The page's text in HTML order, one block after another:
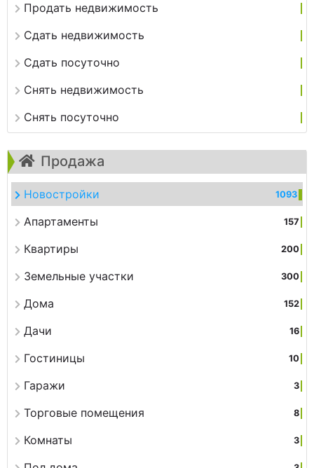
Продать недвижимость
Сдать недвижимость
Сдать посуточно
Снять недвижимость
Снять посуточно
Продажа
Новостройки 1093
Апартаменты 157
Квартиры 200
Земельные участки 300
Дома 152
Дачи 16
Гостиницы 10
Гаражи 3
Торговые помещения 8
Комнаты 3